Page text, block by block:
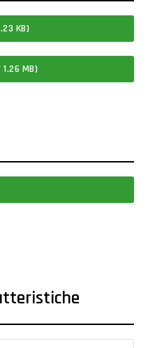
KB)
1.26 MB)